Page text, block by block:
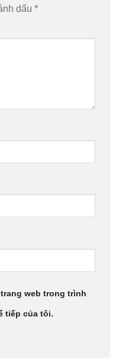
dấu *
web trong trình
tiếp của tôi.